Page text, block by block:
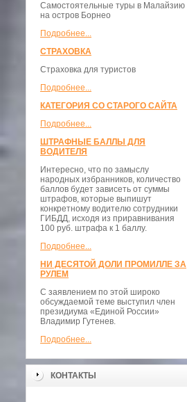
Самостоятельные туры в Малайзию
на остров Борнео
Подробнее...
СТРАХОВКА
Страховка для туристов
Подробнее...
КАТЕГОРИЯ СО СТАРОГО САЙТА
Подробнее...
ШТРАФНЫЕ БАЛЛЫ ДЛЯ
ВОДИТЕЛЯ
Интересно, что по замыслу
народных избранников, количество
баллов будет зависеть от суммы
штрафов, которые выпишут
конкретному водителю сотрудники
ГИБДД, исходя из приравнивания
100 руб. штрафа к 1 баллу.
Подробнее...
НИ ДЕСЯТОЙ ДОЛИ ПРОМИЛЛЕ ЗА
РУЛЕМ
С заявлением по этой широко
обсуждаемой теме выступил член
президиума «Единой России»
Владимир Гутенев.
Подробнее...
КОНТАКТЫ